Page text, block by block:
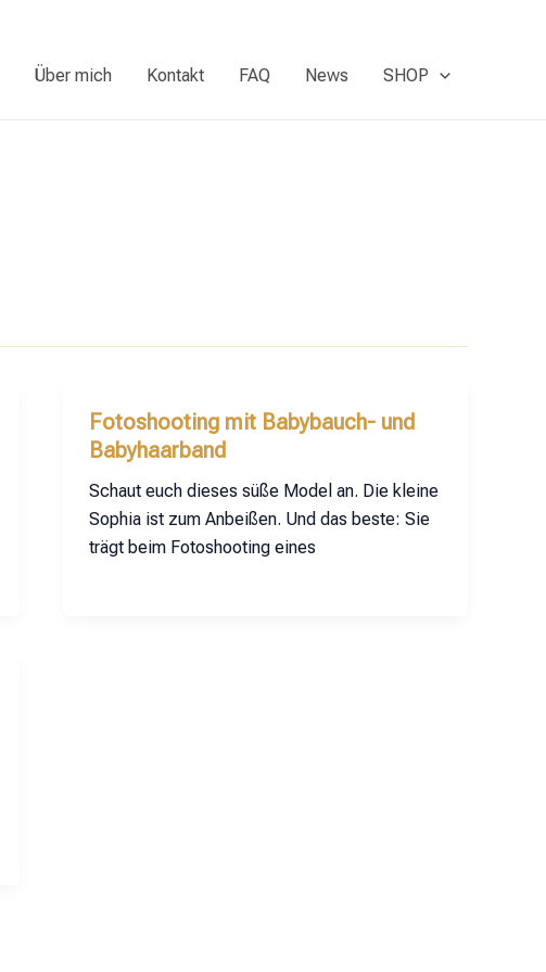
Über mich Kontakt FAQ News SHOP
Fotoshooting mit Babybauch- und
Babyhaarband
Schaut euch dieses süße Model an. Die kleine
Sophia ist zum Anbeißen. Und das beste: Sie
trägt beim Fotoshooting eines